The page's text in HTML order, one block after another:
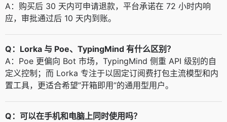
A：购买后 30 天内可申请退款，平台承诺在 72 小时内响
应，审批通过后 10 天内到账。
Q：Lorka 与 Poe、TypingMind 有什么区别？
A：Poe 更偏向 Bot 市场，TypingMind 侧重 API 级别的自
定义控制；而 Lorka 专注于以固定订阅费打包主流模型和内
置工具，更适合希望”开箱即用”的通用型用户。
Q：可以在手机和电脑上同时使用吗？